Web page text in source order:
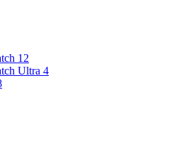
12
Ultra 4